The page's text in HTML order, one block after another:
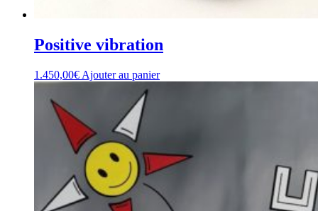
Positive vibration
1.450,00€ Ajouter au panier